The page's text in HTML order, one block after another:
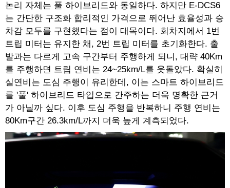
논리 자체는 풀 하이브리드와 동일하다. 하지만 E-DCS6
는 간단한 구조화 합리적인 가격으로 뛰어난 효율성과 승
차감 모두를 구현했다는 점이 대목이다. 회차지에서 1번
트립 미터는 유지한 채, 2번 트립 미터를 초기화한다. 출
발과는 다르게 고속 구간부터 주행하게 되니, 대략 40Km
를 주행하면 트립 연비는 24~25km/L를 웃돌았다. 확실히
실연비는 도심 주행이 유리한데, 이는 스마트 하이브리드
를 '풀' 하이브리드 타입으로 간주하는 더욱 명확한 근거
가 아닐까 싶다. 이후 도심 주행을 반복하니 주행 연비는
80Km구간 26.3km/L까지 더욱 높게 계측되었다.